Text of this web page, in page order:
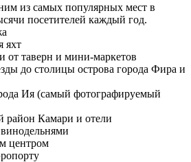
из самых популярных мест в
посетителей каждый год.
яхт
таверн и мини-маркетов
до столицы острова города Фира и
Ия (самый фотографируемый
район Камари и отели
центром